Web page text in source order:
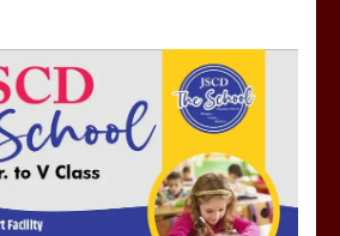
मेरठ सुराजकुंड शमशान घाट में चिता से अस्थि
उठाकर खाते कुत्ते का वीडियो इंटरनेट पर जमकर
हो रहा वायरल
March 6, 2025